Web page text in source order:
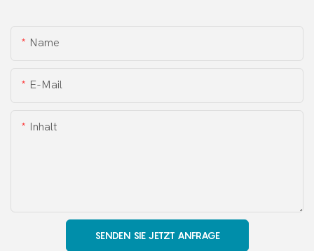
Name
E-Mail
Inhalt
SENDEN SIE JETZT ANFRAGE